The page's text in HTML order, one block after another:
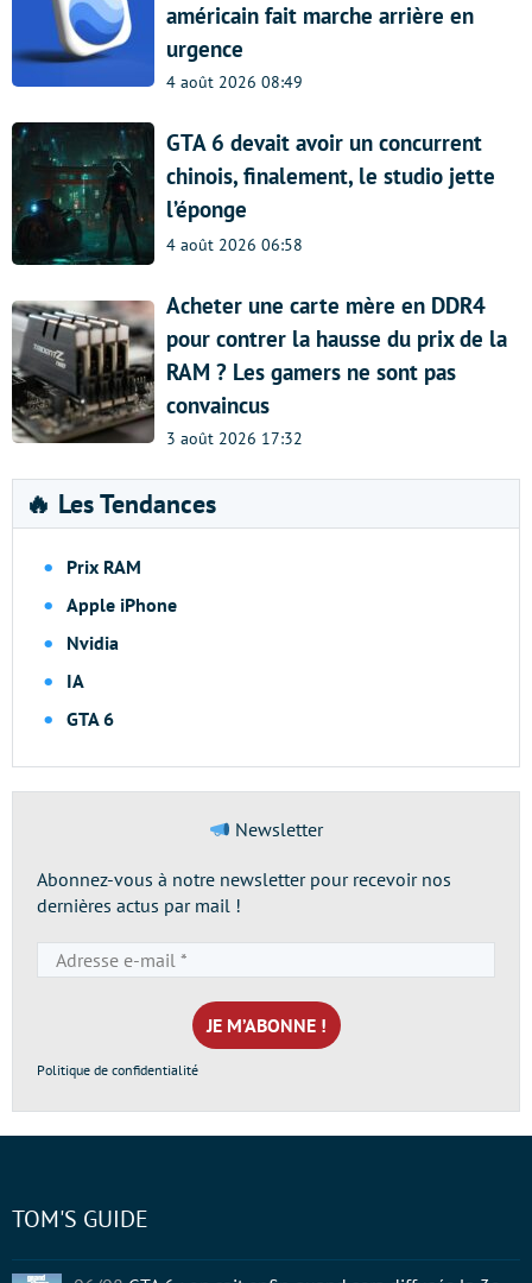
américain fait marche arrière en
urgence
4 août 2026 08:49
GTA 6 devait avoir un concurrent
chinois, finalement, le studio jette
l’éponge
4 août 2026 06:58
Acheter une carte mère en DDR4
pour contrer la hausse du prix de la
RAM ? Les gamers ne sont pas
convaincus
3 août 2026 17:32
🔥 Les Tendances
Prix RAM
Apple iPhone
Nvidia
IA
GTA 6
Newsletter
Abonnez-vous à notre newsletter pour recevoir nos
dernières actus par mail !
e-
mail
*
Politique de confidentialité
TOM'S GUIDE